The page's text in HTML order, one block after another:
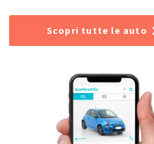
Scopri tutte le auto